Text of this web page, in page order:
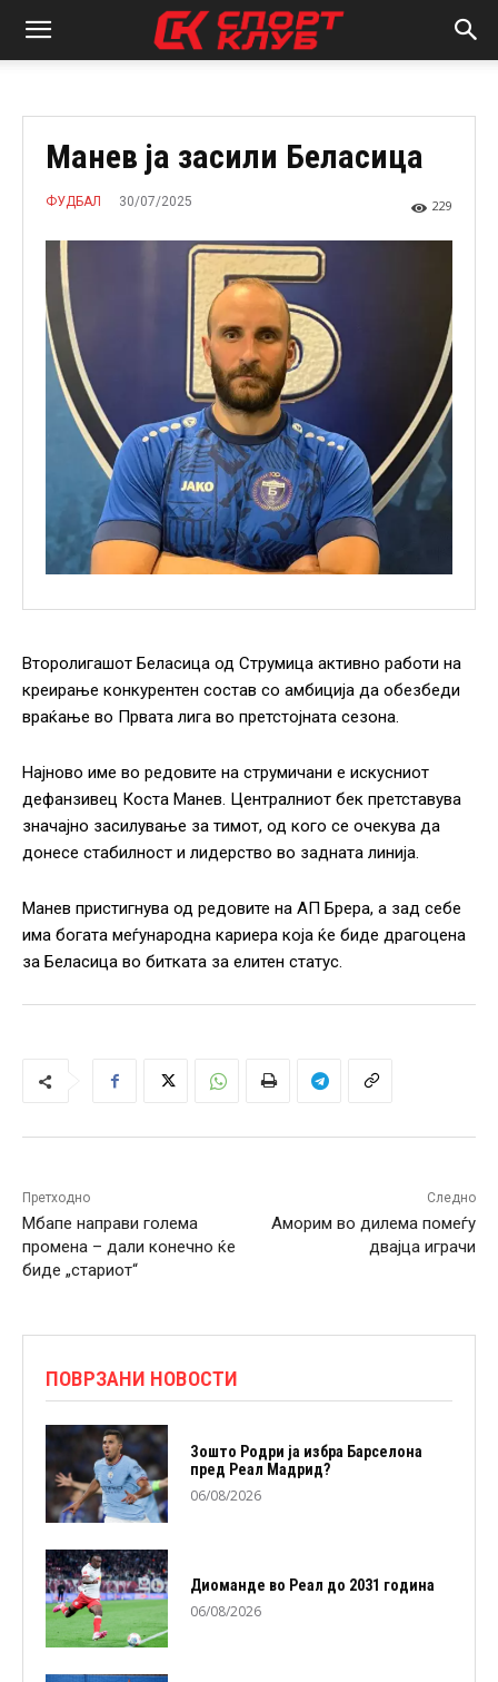
Манев ја засили Беласица
ФУДБАЛ 30/07/2025 229
Второлигашот Беласица од Струмица активно работи на
креирање конкурентен состав со амбиција да обезбеди
враќање во Првата лига во претстојната сезона.
Најново име во редовите на струмичани е искусниот
дефанзивец Коста Манев. Централниот бек претставува
значајно засилување за тимот, од кого се очекува да
донесе стабилност и лидерство во задната линија.
Манев пристигнува од редовите на АП Брера, а зад себе
има богата меѓународна кариера која ќе биде драгоцена
за Беласица во битката за елитен статус.
Претходно
Мбапе направи голема
промена – дали конечно ќе
биде „стариот“
Следно
Аморим во дилема помеѓу
двајца играчи
ПОВРЗАНИ НОВОСТИ
Зошто Родри ја избра Барселона
пред Реал Мадрид?
06/08/2026
Диоманде во Реал до 2031 година
06/08/2026